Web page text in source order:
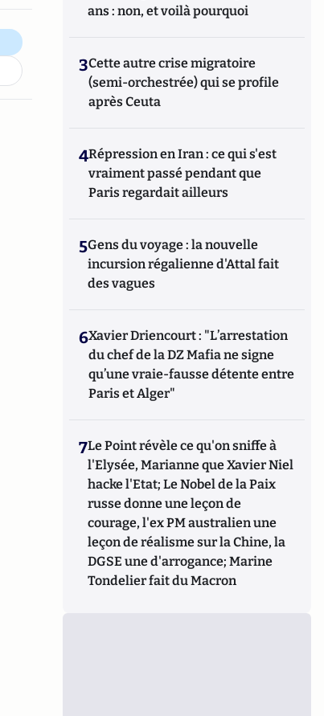
ans : non, et voilà pourquoi
3Cette autre crise migratoire
(semi-orchestrée) qui se profile
après Ceuta
4Répression en Iran : ce qui s'est
vraiment passé pendant que
Paris regardait ailleurs
5Gens du voyage : la nouvelle
incursion régalienne d'Attal fait
des vagues
6Xavier Driencourt : "L’arrestation
du chef de la DZ Mafia ne signe
qu’une vraie-fausse détente entre
Paris et Alger"
7Le Point révèle ce qu'on sniffe à
l'Elysée, Marianne que Xavier Niel
hacke l'Etat; Le Nobel de la Paix
russe donne une leçon de
courage, l'ex PM australien une
leçon de réalisme sur la Chine, la
DGSE une d'arrogance; Marine
Tondelier fait du Macron